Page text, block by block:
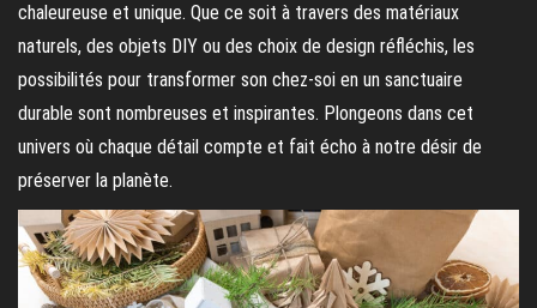
chaleureuse et unique. Que ce soit à travers des matériaux
naturels, des objets DIY ou des choix de design réfléchis, les
possibilités pour transformer son chez-soi en un sanctuaire
durable sont nombreuses et inspirantes. Plongeons dans cet
univers où chaque détail compte et fait écho à notre désir de
préserver la planète.